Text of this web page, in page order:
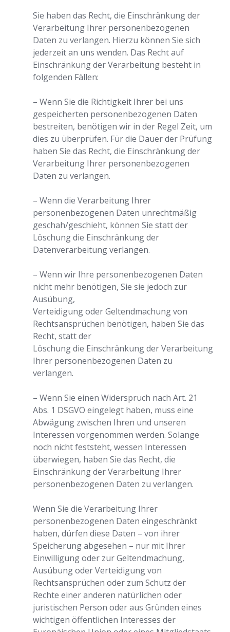
Sie haben das Recht, die Einschränkung der
Verarbeitung Ihrer personenbezogenen
Daten zu verlangen. Hierzu können Sie sich
jederzeit an uns wenden. Das Recht auf
Einschränkung der Verarbeitung besteht in
folgenden Fällen:
– Wenn Sie die Richtigkeit Ihrer bei uns
gespeicherten personenbezogenen Daten
bestreiten, benötigen wir in der Regel Zeit, um
dies zu überprüfen. Für die Dauer der Prüfung
haben Sie das Recht, die Einschränkung der
Verarbeitung Ihrer personenbezogenen
Daten zu verlangen.
– Wenn die Verarbeitung Ihrer
personenbezogenen Daten unrechtmäßig
geschah/geschieht, können Sie statt der
Löschung die Einschränkung der
Datenverarbeitung verlangen.
– Wenn wir Ihre personenbezogenen Daten
nicht mehr benötigen, Sie sie jedoch zur
Ausübung,
Verteidigung oder Geltendmachung von
Rechtsansprüchen benötigen, haben Sie das
Recht, statt der
Löschung die Einschränkung der Verarbeitung
Ihrer personenbezogenen Daten zu
verlangen.
– Wenn Sie einen Widerspruch nach Art. 21
Abs. 1 DSGVO eingelegt haben, muss eine
Abwägung zwischen Ihren und unseren
Interessen vorgenommen werden. Solange
noch nicht feststeht, wessen Interessen
überwiegen, haben Sie das Recht, die
Einschränkung der Verarbeitung Ihrer
personenbezogenen Daten zu verlangen.
Wenn Sie die Verarbeitung Ihrer
personenbezogenen Daten eingeschränkt
haben, dürfen diese Daten – von ihrer
Speicherung abgesehen – nur mit Ihrer
Einwilligung oder zur Geltendmachung,
Ausübung oder Verteidigung von
Rechtsansprüchen oder zum Schutz der
Rechte einer anderen natürlichen oder
juristischen Person oder aus Gründen eines
wichtigen öffentlichen Interesses der